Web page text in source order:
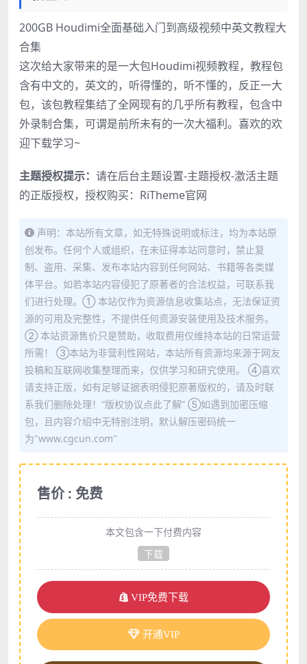
200GB Houdimi全面基础入门到高级视频中英文教程大
合集
这次给大家带来的是一大包Houdimi视频教程，教程包
含有中文的，英文的，听得懂的，听不懂的，反正一大
包，该包教程集结了全网现有的几乎所有教程，包含中
外录制合集，可谓是前所未有的一次大福利。喜欢的欢
迎下载学习~
主题授权提示： 请在后台主题设置-主题授权-激活主题
的正版授权，授权购买： RiTheme官网
声明：本站所有文章，如无特殊说明或标注，均为本站原
创发布。任何个人或组织，在未征得本站同意时，禁止复
制、盗用、采集、发布本站内容到任何网站、书籍等各类媒
体平台。如若本站内容侵犯了原著者的合法权益，可联系我
们进行处理。① 本站仅作为资源信息收集站点，无法保证资
源的可用及完整性，不提供任何资源安装使用及技术服务。
② 本站资源售价只是赞助，收取费用仅维持本站的日常运营
所需！ ③本站为非营利性网站，本站所有资源均来源于网友
投稿和互联网收集整理而来，仅供学习和研究使用。 ④喜欢
请支持正版，如有足够证据表明侵犯原著版权的，请及时联
系我们删除处理！“版权协议点此了解” ⑤如遇到加密压缩
包，且内容介绍中无特别注明，默认解压密码统一
为"www.cgcun.com"
售价 : 免费
本文包含一下付费内容
下载
VIP免费下载
开通VIP